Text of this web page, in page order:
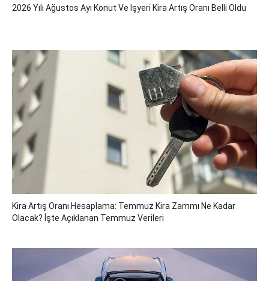
2026 Yılı Ağustos Ayı Konut Ve Işyeri Kira Artış Oranı Belli Oldu
Kira Artış Oranı Hesaplama: Temmuz Kira Zammı Ne Kadar
Olacak? İşte Açıklanan Temmuz Verileri